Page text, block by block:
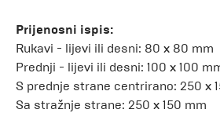
Prijenosni ispis:
Rukavi - lijevi ili desni: 80 x 80 mm
Prednji - lijevi ili desni: 100 x 100
S prednje strane centrirano: 250 x
Sa stražnje strane: 250 x 150 mm